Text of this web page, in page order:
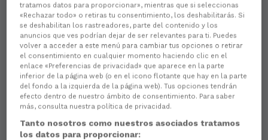
tratamos datos para proporcionar», mientras que si seleccionas
«Rechazar todo» o retiras tu consentimiento, los deshabilitarás. Si
se deshabilitan los rastreadores, parte del contenido y los
anuncios que ves podrían dejar de ser relevantes para ti. Puedes
volver a acceder a este menú para cambiar tus opciones o retirar
el consentimiento en cualquier momento haciendo clic en el
enlace «Preferencias de privacidad» que aparece en la parte
inferior de la página web (o en el icono flotante que hay en la parte
del fondo a la izquierda de la página web). Tus opciones tendrán
efecto dentro de nuestro ámbito de consentimiento. Para saber
más, consulta nuestra política de privacidad.
Tanto nosotros como nuestros asociados tratamos
los datos para proporcionar: